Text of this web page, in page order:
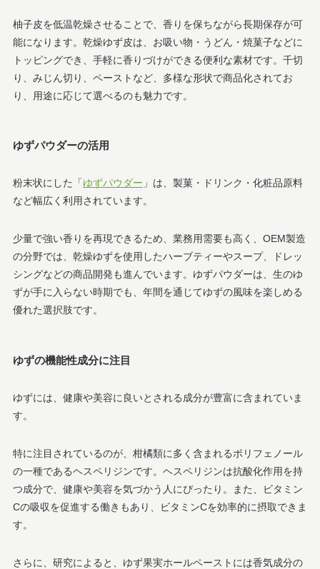
柚子皮を低温乾燥させることで、香りを保ちながら長期保存が可
能になります。乾燥ゆず皮は、お吸い物・うどん・焼菓子などに
トッピングでき、手軽に香りづけができる便利な素材です。千切
り、みじん切り、ペーストなど、多様な形状で商品化されてお
り、用途に応じて選べるのも魅力です。
ゆずパウダーの活用
粉末状にした「ゆずパウダー 」は、製菓・ドリンク・化粧品原料
など幅広く利用されています。
少量で強い香りを再現できるため、業務用需要も高く、OEM製造
の分野では、乾燥ゆずを使用したハーブティーやスープ、ドレッ
シングなどの商品開発も進んでいます。ゆずパウダーは、生のゆ
ずが手に入らない時期でも、年間を通じてゆずの風味を楽しめる
優れた選択肢です。
ゆずの機能性成分に注目
ゆずには、健康や美容に良いとされる成分が豊富に含まれていま
す。
特に注目されているのが、柑橘類に多く含まれるポリフェノール
の一種であるヘスペリジンです。ヘスペリジンは抗酸化作用を持
つ成分で、健康や美容を気づかう人にぴったり。また、ビタミン
Cの吸収を促進する働きもあり、ビタミンCを効率的に摂取できま
す。
さらに、研究によると、ゆず果実ホールペーストには香気成分の